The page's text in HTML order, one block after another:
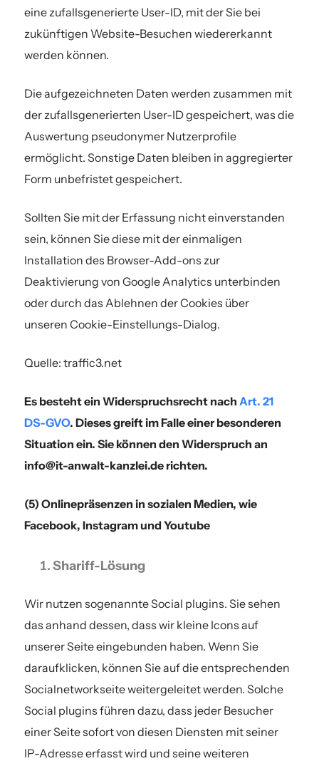
eine zufallsgenerierte User-ID, mit der Sie bei
zukünftigen Website-Besuchen wiedererkannt
werden können.
Die aufgezeichneten Daten werden zusammen mit
der zufallsgenerierten User-ID gespeichert, was die
Auswertung pseudonymer Nutzerprofile
ermöglicht. Sonstige Daten bleiben in aggregierter
Form unbefristet gespeichert.
Sollten Sie mit der Erfassung nicht einverstanden
sein, können Sie diese mit der einmaligen
Installation des Browser-Add-ons zur
Deaktivierung von Google Analytics unterbinden
oder durch das Ablehnen der Cookies über
unseren Cookie-Einstellungs-Dialog.
Quelle: traffic3.net
Es besteht ein Widerspruchsrecht nachArt. 21
DS-GVO. Dieses greift im Falle einer besonderen
Situation ein. Sie können den Widerspruch an
info@it-anwalt-kanzlei.de richten.
(5) Onlinepräsenzen in sozialen Medien, wie
Facebook, Instagram und Youtube
Shariff-Lösung
Wir nutzen sogenannte Social plugins. Sie sehen
das anhand dessen, dass wir kleine Icons auf
unserer Seite eingebunden haben. Wenn Sie
daraufklicken, können Sie auf die entsprechenden
Socialnetworkseite weitergeleitet werden. Solche
Social plugins führen dazu, dass jeder Besucher
einer Seite sofort von diesen Diensten mit seiner
IP-Adresse erfasst wird und seine weiteren